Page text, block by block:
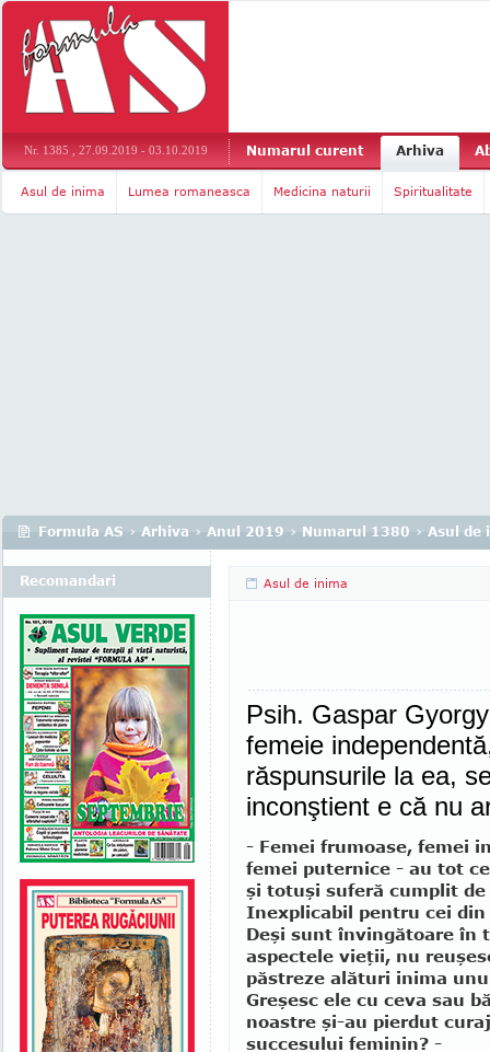
Nr. 1385 , 27.09.2019 - 03.10.2019 Numarul curent Arhiva
Asul de inima Lumea romaneasca Medicina naturii Spiritualitate
Formula AS › Arhiva › Anul 2019 › Numarul 1380 › Asul de
Asul de inima
Psih. Gaspar
femeie
răspunsurile la ea,
inconştient e că nu
- Femei frumoase, femei
femei puternice - au tot
şi totuşi suferă cumplit
Inexplicabil pentru cei
Deşi sunt învingătoare în
aspectele vieţii, nu
păstreze alături inima
Greşesc ele cu ceva sau
noastre şi-au pierdut
succesului feminin? -
Recomandari